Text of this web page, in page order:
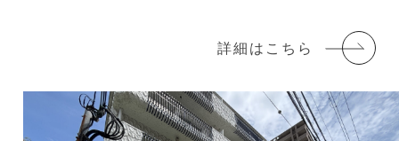
詳細はこちら